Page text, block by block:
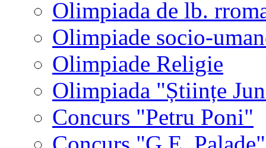
Olimpiada de lb.
Olimpiade socio-
Olimpiade Religie
Olimpiada "Științe
Concurs "Petru Poni"